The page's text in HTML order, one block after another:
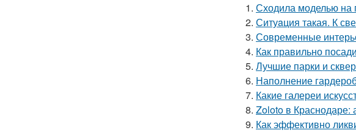
1. Сходила моделью на
2. Ситуaция такая. К
3. Современные
4. Как правильно
5. Лучшие парки и
6. Наполнение
7. Какие галереи
8. Zoloto в Краснодаре:
9. Как эффективно